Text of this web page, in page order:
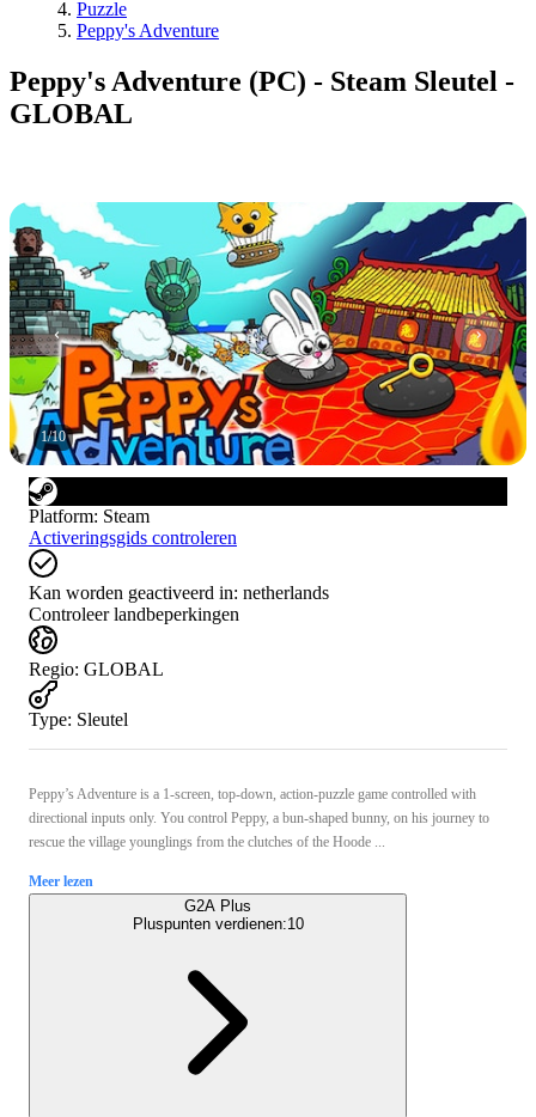
Puzzle
Peppy's Adventure
Peppy's Adventure (PC) - Steam Sleutel -
GLOBAL
1/10
Platform: Steam
Activeringsgids controleren
Kan worden geactiveerd in: netherlands
Controleer landbeperkingen
Regio: GLOBAL
Type: Sleutel
Peppy’s Adventure is a 1-screen, top-down, action-puzzle game controlled with
directional inputs only. You control Peppy, a bun-shaped bunny, on his journey to
rescue the village younglings from the clutches of the Hoode ...
Meer lezen
G2A Plus
Pluspunten verdienen:10